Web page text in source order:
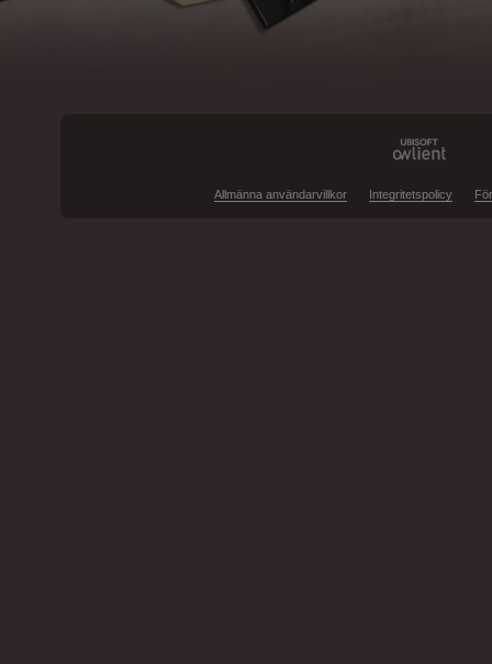
Allmänna användarvillkor Integritetspolicy